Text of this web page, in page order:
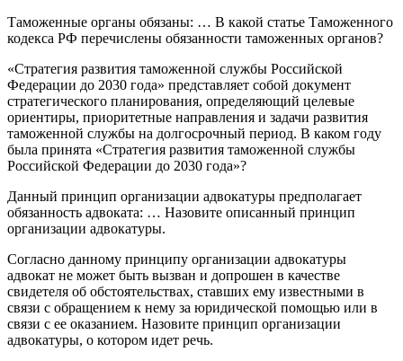
Таможенные органы обязаны: … В какой статье Таможенного
кодекса РФ перечислены обязанности таможенных органов?
«Стратегия развития таможенной службы Российской
Федерации до 2030 года» представляет собой документ
стратегического планирования, определяющий целевые
ориентиры, приоритетные направления и задачи развития
таможенной службы на долгосрочный период. В каком году
была принята «Стратегия развития таможенной службы
Российской Федерации до 2030 года»?
Данный принцип организации адвокатуры предполагает
обязанность адвоката: … Назовите описанный принцип
организации адвокатуры.
Согласно данному принципу организации адвокатуры
адвокат не может быть вызван и допрошен в качестве
свидетеля об обстоятельствах, ставших ему известными в
связи с обращением к нему за юридической помощью или в
связи с ее оказанием. Назовите принцип организации
адвокатуры, о котором идет речь.